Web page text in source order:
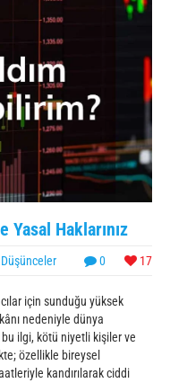
Yasal Haklarınız
0 17
için sunduğu yüksek
nedeniyle dünya
ilgi, kötü niyetli kişiler ve
özellikle bireysel
kandırılarak ciddi